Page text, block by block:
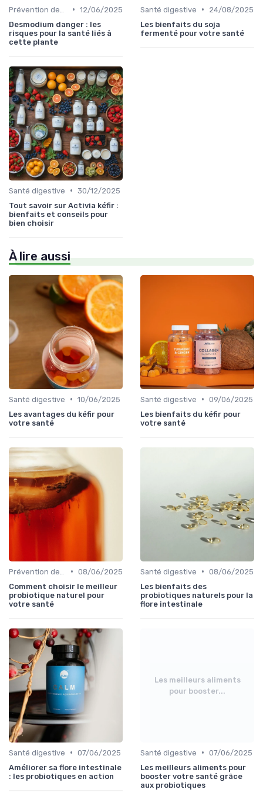
• 12/06/2025
Desmodium danger : les
risques pour la santé liés à
cette plante
Santé digestive •
24/08/2025
Les bienfaits du soja
fermenté pour votre santé
Santé digestive • 30/12/2025
Tout savoir sur Activia kéfir :
bienfaits et conseils pour
bien choisir
À lire aussi
Santé digestive • 10/06/2025
Les avantages du kéfir pour
votre santé
Santé digestive • 09/06/2025
Les bienfaits du kéfir pour
votre santé
• 08/06/2025
Comment choisir le meilleur
probiotique naturel pour
votre santé
Santé digestive • 08/06/2025
Les bienfaits des
probiotiques naturels pour la
flore intestinale
Santé digestive • 07/06/2025
Améliorer sa flore intestinale
: les probiotiques en action
Les meilleurs aliments
pour booster...
Santé digestive • 07/06/2025
Les meilleurs aliments pour
booster votre santé grâce
aux probiotiques